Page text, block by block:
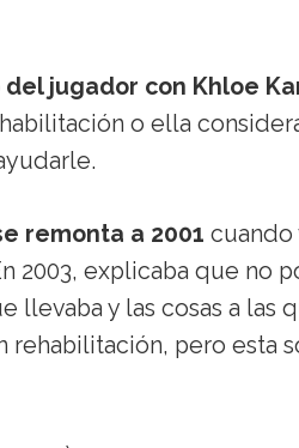
jugador con Khloe
o ella
remonta a 2001
2003, explicaba que no
y las cosas a las
rehabilitación, pero esta